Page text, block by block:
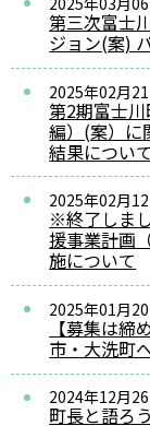
第三次富士
ジョン(案)
2025年02月
第2期富士
編）(案）に
結果について
2025年02月
※終了しま
援事業計画
施について
2025年01月
【募集は
市・大洗町
2024年12月
町長と語ろ